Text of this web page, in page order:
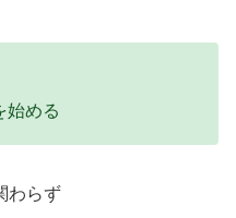
始める
わらず